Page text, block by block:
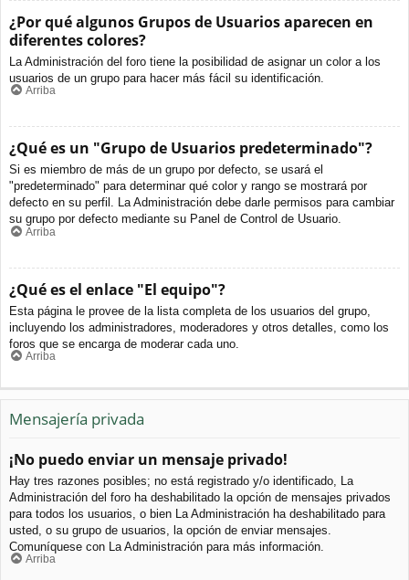
¿Por qué algunos Grupos de Usuarios aparecen en
diferentes colores?
La Administración del foro tiene la posibilidad de asignar un color a los
usuarios de un grupo para hacer más fácil su identificación.
Arriba
¿Qué es un "Grupo de Usuarios predeterminado"?
Si es miembro de más de un grupo por defecto, se usará el
"predeterminado" para determinar qué color y rango se mostrará por
defecto en su perfil. La Administración debe darle permisos para cambiar
su grupo por defecto mediante su Panel de Control de Usuario.
Arriba
¿Qué es el enlace "El equipo"?
Esta página le provee de la lista completa de los usuarios del grupo,
incluyendo los administradores, moderadores y otros detalles, como los
foros que se encarga de moderar cada uno.
Arriba
Mensajería privada
¡No puedo enviar un mensaje privado!
Hay tres razones posibles; no está registrado y/o identificado, La
Administración del foro ha deshabilitado la opción de mensajes privados
para todos los usuarios, o bien La Administración ha deshabilitado para
usted, o su grupo de usuarios, la opción de enviar mensajes.
Comuníquese con La Administración para más información.
Arriba